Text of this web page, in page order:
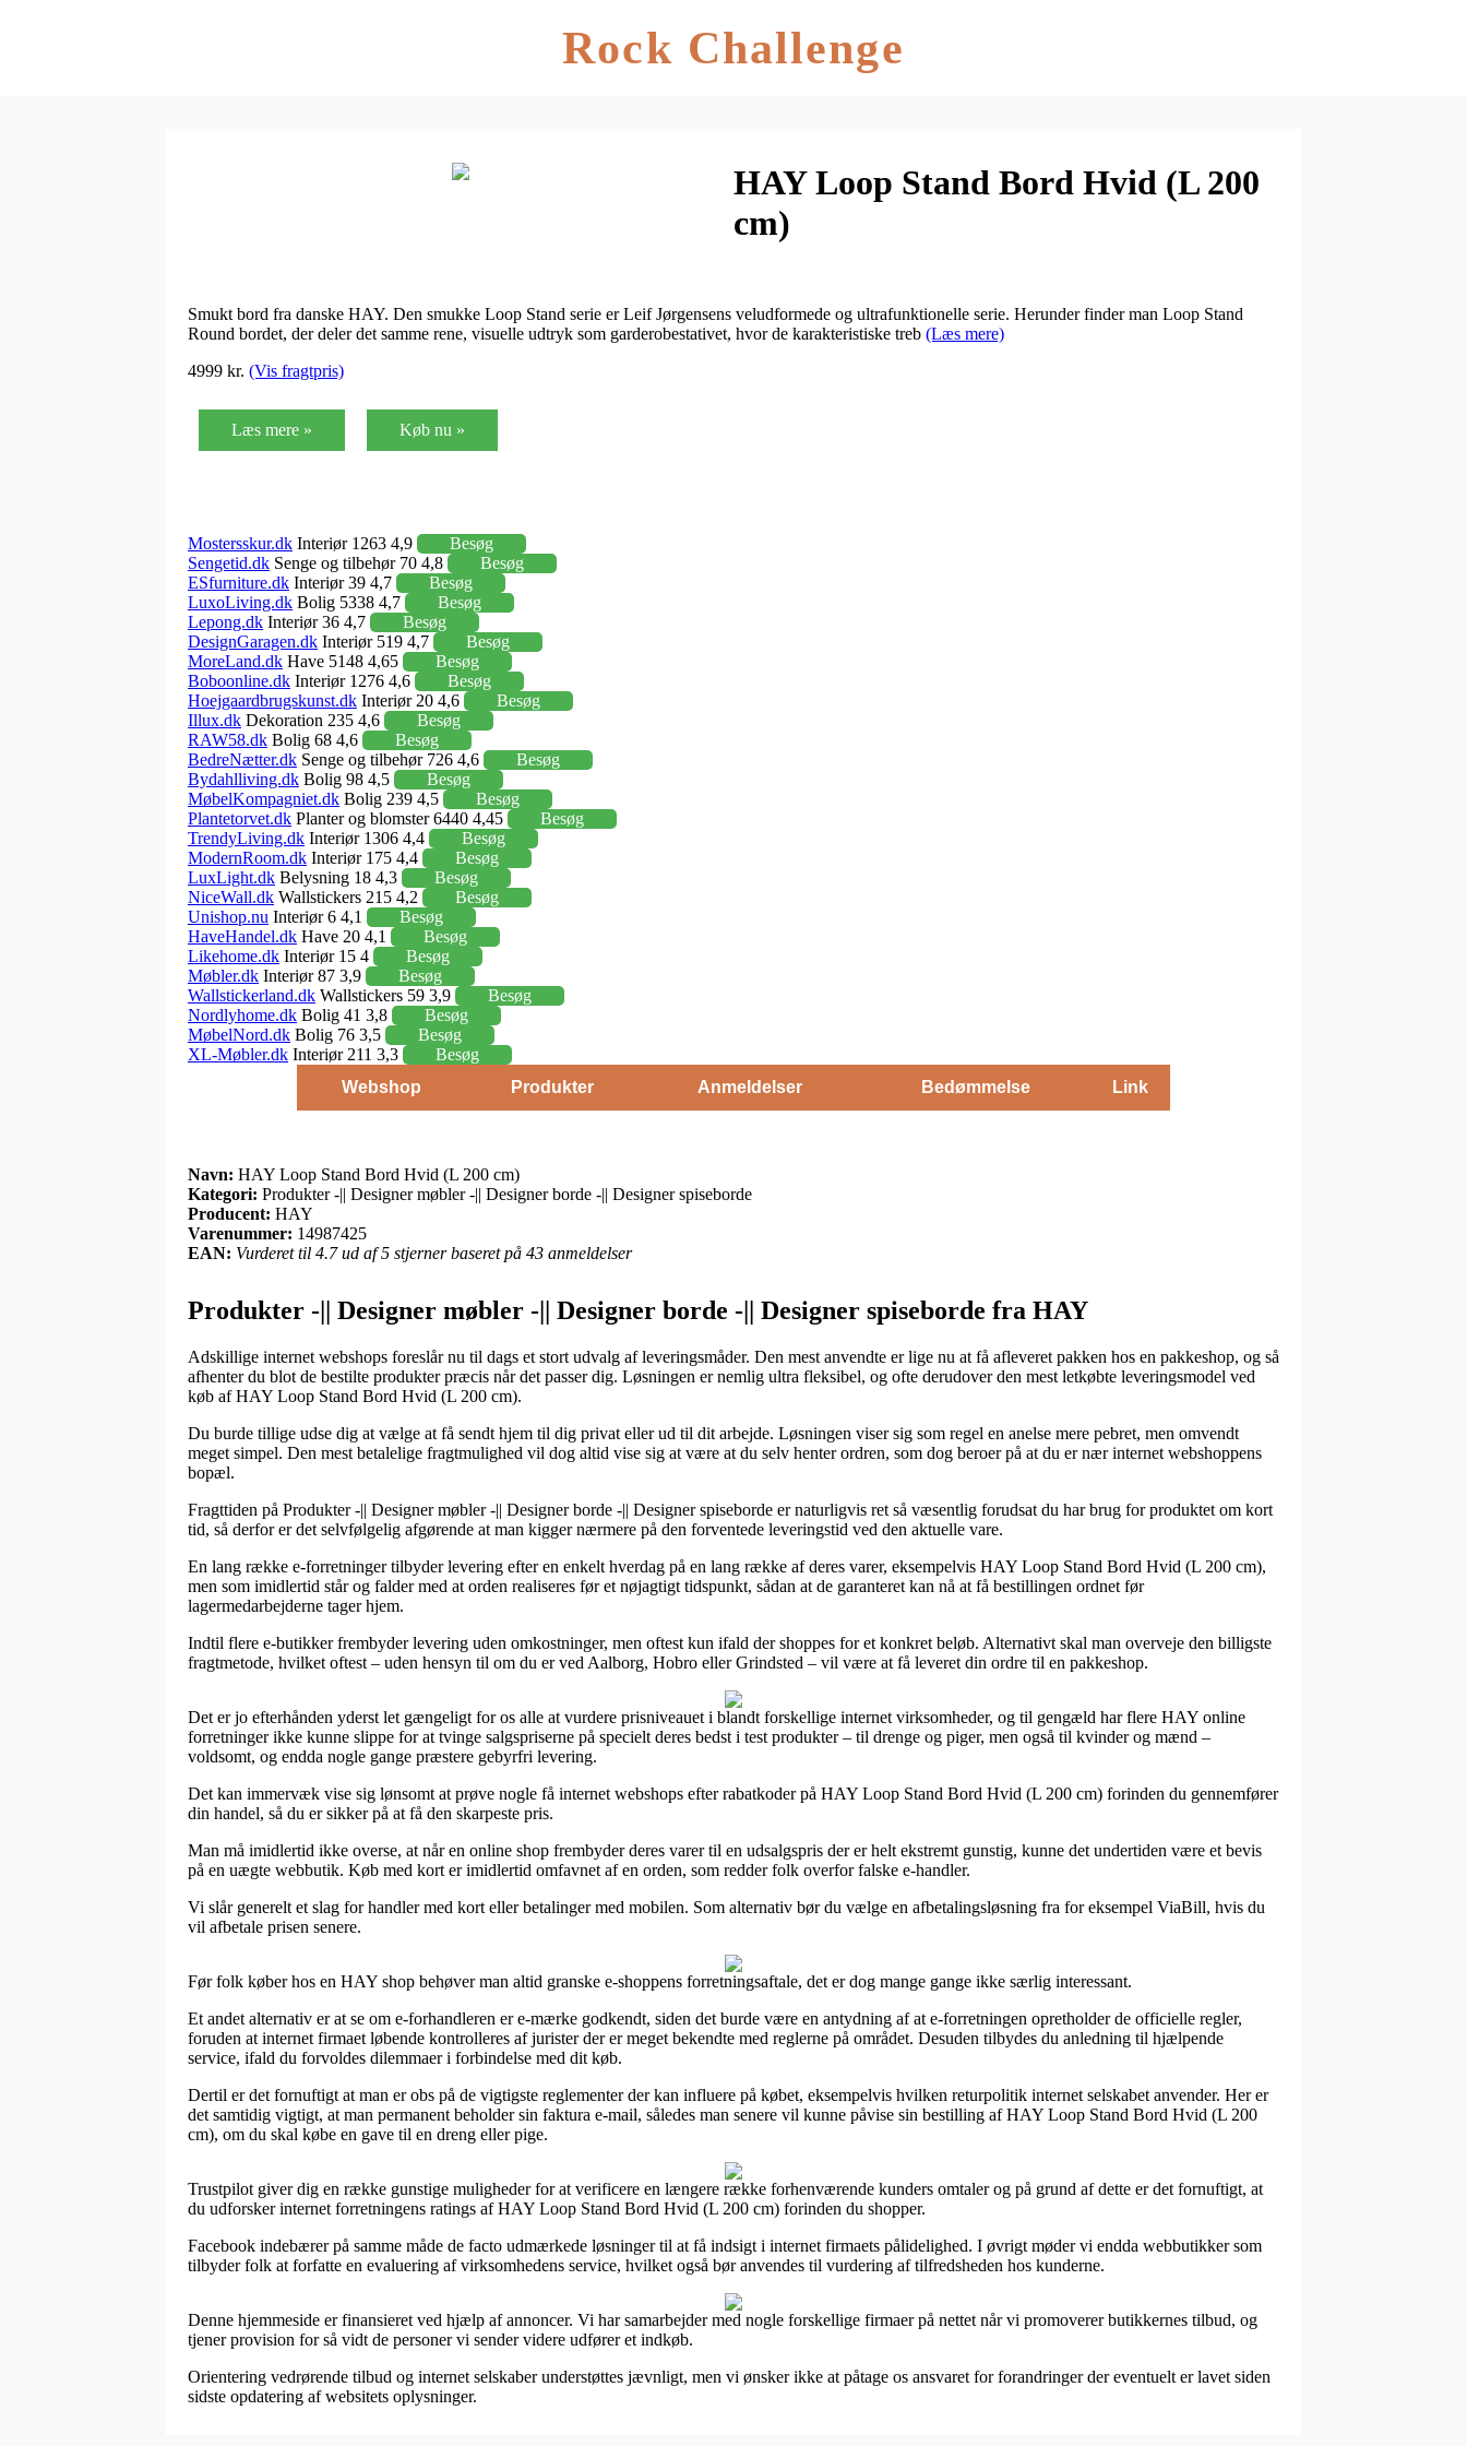
Rock Challenge
HAY Loop Stand Bord Hvid (L 200
cm)
Smukt bord fra danske HAY. Den smukke Loop Stand serie er Leif Jørgensens veludformede og ultrafunktionelle serie. Herunder finder man Loop Stand
Round bordet, der deler det samme rene, visuelle udtryk som garderobestativet, hvor de karakteristiske treb (Læs mere)
4999 kr. (Vis fragtpris)
Læs mere » Køb nu »
Mostersskur.dk Interiør 1263 4,9
Besøg
Sengetid.dk Senge og tilbehør 70 4,8
Besøg
ESfurniture.dk Interiør 39 4,7
Besøg
LuxoLiving.dk Bolig 5338 4,7
Besøg
Lepong.dk Interiør 36 4,7
Besøg
DesignGaragen.dk Interiør 519 4,7
Besøg
MoreLand.dk Have 5148 4,65
Besøg
Boboonline.dk Interiør 1276 4,6
Besøg
Hoejgaardbrugskunst.dk Interiør 20 4,6
Besøg
Illux.dk Dekoration 235 4,6
Besøg
RAW58.dk Bolig 68 4,6
Besøg
BedreNætter.dk Senge og tilbehør 726 4,6
Besøg
Bydahlliving.dk Bolig 98 4,5
Besøg
MøbelKompagniet.dk Bolig 239 4,5
Besøg
Plantetorvet.dk Planter og blomster 6440 4,45
Besøg
TrendyLiving.dk Interiør 1306 4,4
Besøg
ModernRoom.dk Interiør 175 4,4
Besøg
LuxLight.dk Belysning 18 4,3
Besøg
NiceWall.dk Wallstickers 215 4,2
Besøg
Unishop.nu Interiør 6 4,1
Besøg
HaveHandel.dk Have 20 4,1
Besøg
Likehome.dk Interiør 15 4
Besøg
Møbler.dk Interiør 87 3,9
Besøg
Wallstickerland.dk Wallstickers 59 3,9
Besøg
Nordlyhome.dk Bolig 41 3,8
Besøg
MøbelNord.dk Bolig 76 3,5
Besøg
XL-Møbler.dk Interiør 211 3,3
Besøg
Webshop
Produkter Anmeldelser Bedømmelse Link
Navn: HAY Loop Stand Bord Hvid (L 200 cm)
Kategori: Produkter -|| Designer møbler -|| Designer borde -|| Designer spiseborde
Producent: HAY
Varenummer: 14987425
EAN: Vurderet til 4.7 ud af 5 stjerner baseret på 43 anmeldelser
Produkter -|| Designer møbler -|| Designer borde -|| Designer spiseborde fra HAY
Adskillige internet webshops foreslår nu til dags et stort udvalg af leveringsmåder. Den mest anvendte er lige nu at få afleveret pakken hos en pakkeshop, og så
afhenter du blot de bestilte produkter præcis når det passer dig. Løsningen er nemlig ultra fleksibel, og ofte derudover den mest letkøbte leveringsmodel ved
køb af HAY Loop Stand Bord Hvid (L 200 cm).
Du burde tillige udse dig at vælge at få sendt hjem til dig privat eller ud til dit arbejde. Løsningen viser sig som regel en anelse mere pebret, men omvendt
meget simpel. Den mest betalelige fragtmulighed vil dog altid vise sig at være at du selv henter ordren, som dog beroer på at du er nær internet webshoppens
bopæl.
Fragttiden på Produkter -|| Designer møbler -|| Designer borde -|| Designer spiseborde er naturligvis ret så væsentlig forudsat du har brug for produktet om kort
tid, så derfor er det selvfølgelig afgørende at man kigger nærmere på den forventede leveringstid ved den aktuelle vare.
En lang række e-forretninger tilbyder levering efter en enkelt hverdag på en lang række af deres varer, eksempelvis HAY Loop Stand Bord Hvid (L 200 cm),
men som imidlertid står og falder med at orden realiseres før et nøjagtigt tidspunkt, sådan at de garanteret kan nå at få bestillingen ordnet før
lagermedarbejderne tager hjem.
Indtil flere e-butikker frembyder levering uden omkostninger, men oftest kun ifald der shoppes for et konkret beløb. Alternativt skal man overveje den billigste
fragtmetode, hvilket oftest – uden hensyn til om du er ved Aalborg, Hobro eller Grindsted – vil være at få leveret din ordre til en pakkeshop.
Det er jo efterhånden yderst let gængeligt for os alle at vurdere prisniveauet i blandt forskellige internet virksomheder, og til gengæld har flere HAY online
forretninger ikke kunne slippe for at tvinge salgspriserne på specielt deres bedst i test produkter – til drenge og piger, men også til kvinder og mænd –
voldsomt, og endda nogle gange præstere gebyrfri levering.
Det kan immervæk vise sig lønsomt at prøve nogle få internet webshops efter rabatkoder på HAY Loop Stand Bord Hvid (L 200 cm) forinden du gennemfører
din handel, så du er sikker på at få den skarpeste pris.
Man må imidlertid ikke overse, at når en online shop frembyder deres varer til en udsalgspris der er helt ekstremt gunstig, kunne det undertiden være et bevis
på en uægte webbutik. Køb med kort er imidlertid omfavnet af en orden, som redder folk overfor falske e-handler.
Vi slår generelt et slag for handler med kort eller betalinger med mobilen. Som alternativ bør du vælge en afbetalingsløsning fra for eksempel ViaBill, hvis du
vil afbetale prisen senere.
Før folk køber hos en HAY shop behøver man altid granske e-shoppens forretningsaftale, det er dog mange gange ikke særlig interessant.
Et andet alternativ er at se om e-forhandleren er e-mærke godkendt, siden det burde være en antydning af at e-forretningen opretholder de officielle regler,
foruden at internet firmaet løbende kontrolleres af jurister der er meget bekendte med reglerne på området. Desuden tilbydes du anledning til hjælpende
service, ifald du forvoldes dilemmaer i forbindelse med dit køb.
Dertil er det fornuftigt at man er obs på de vigtigste reglementer der kan influere på købet, eksempelvis hvilken returpolitik internet selskabet anvender. Her er
det samtidig vigtigt, at man permanent beholder sin faktura e-mail, således man senere vil kunne påvise sin bestilling af HAY Loop Stand Bord Hvid (L 200
cm), om du skal købe en gave til en dreng eller pige.
Trustpilot giver dig en række gunstige muligheder for at verificere en længere række forhenværende kunders omtaler og på grund af dette er det fornuftigt, at
du udforsker internet forretningens ratings af HAY Loop Stand Bord Hvid (L 200 cm) forinden du shopper.
Facebook indebærer på samme måde de facto udmærkede løsninger til at få indsigt i internet firmaets pålidelighed. I øvrigt møder vi endda webbutikker som
tilbyder folk at forfatte en evaluering af virksomhedens service, hvilket også bør anvendes til vurdering af tilfredsheden hos kunderne.
Denne hjemmeside er finansieret ved hjælp af annoncer. Vi har samarbejder med nogle forskellige firmaer på nettet når vi promoverer butikkernes tilbud, og
tjener provision for så vidt de personer vi sender videre udfører et indkøb.
Orientering vedrørende tilbud og internet selskaber understøttes jævnligt, men vi ønsker ikke at påtage os ansvaret for forandringer der eventuelt er lavet siden
sidste opdatering af websitets oplysninger.